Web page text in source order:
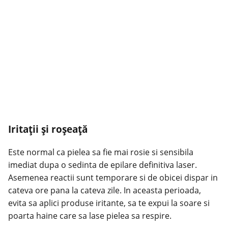
Iritații și roșeață
Este normal ca pielea sa fie mai rosie si sensibila
imediat dupa o sedinta de epilare definitiva laser.
Asemenea reactii sunt temporare si de obicei dispar in
cateva ore pana la cateva zile. In aceasta perioada,
evita sa aplici produse iritante, sa te expui la soare si
poarta haine care sa lase pielea sa respire.